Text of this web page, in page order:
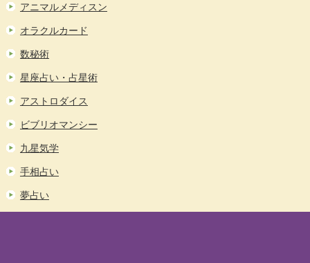
アニマルメディスン
オラクルカード
数秘術
星座占い・占星術
アストロダイス
ビブリオマンシー
九星気学
手相占い
夢占い